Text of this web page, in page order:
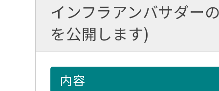
インフラアンバサダー
を公開します)
内容